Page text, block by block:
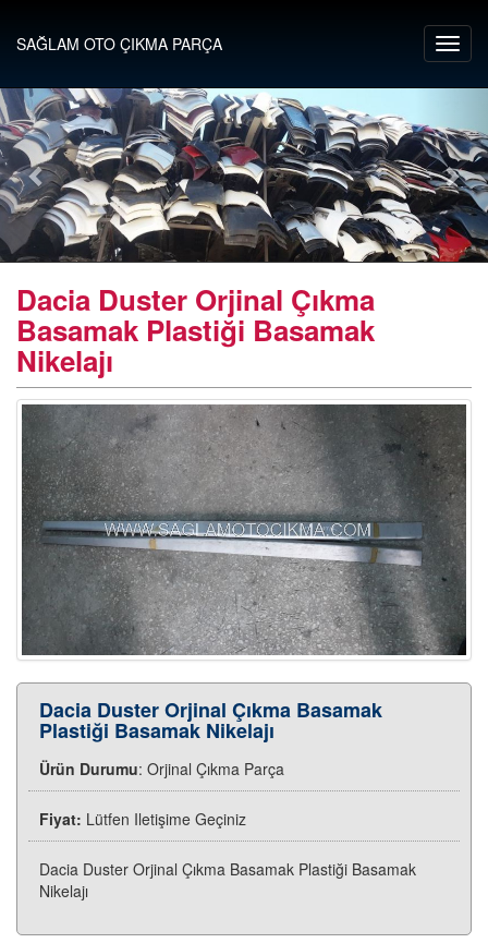
SAĞLAM OTO ÇIKMA PARÇA
Dacia Duster Orjinal Çıkma
Basamak Plastiği Basamak
Nikelajı
Dacia Duster Orjinal Çıkma Basamak
Plastiği Basamak Nikelajı
Ürün Durumu: Orjinal Çıkma Parça
Fiyat: Lütfen Iletişime Geçiniz
Dacia Duster Orjinal Çıkma Basamak Plastiği Basamak
Nikelajı